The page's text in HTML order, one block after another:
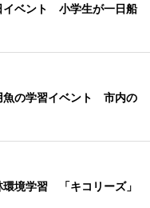
イベント 小学生が一日船
魚の学習イベント 市内の
境学習 「キコリーズ」